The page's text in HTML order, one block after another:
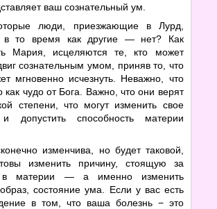
ваш сознательный ум.
люди, приезжающие в Лурд,
в то время как другие — нет? Как
Мария, исцеляются те, кто может
сознательным умом, приняв то, что
мгновенно исчезнуть. Неважно, что
как чудо от Бога. Важно, что они верят
степени, что могут изменить свое
и допустить способность материи
изменчива, но будет таковой,
изменить причину, стоящую за
в материи — а именно изменить
состояние ума. Если у вас есть
в том, что ваша болезнь − это